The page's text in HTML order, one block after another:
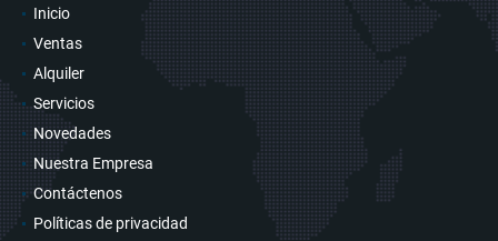
Inicio
Ventas
Alquiler
Servicios
Novedades
Nuestra Empresa
Contáctenos
Políticas de privacidad